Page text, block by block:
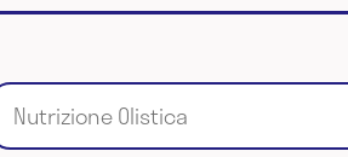
Nutrizione Olistica